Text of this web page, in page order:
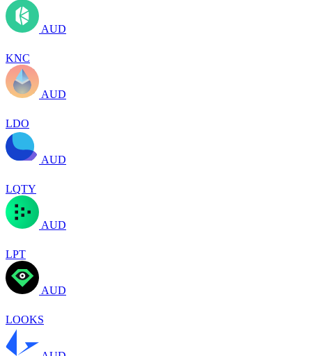
AUD
KNC
AUD
LDO
AUD
LQTY
AUD
LPT
AUD
LOOKS